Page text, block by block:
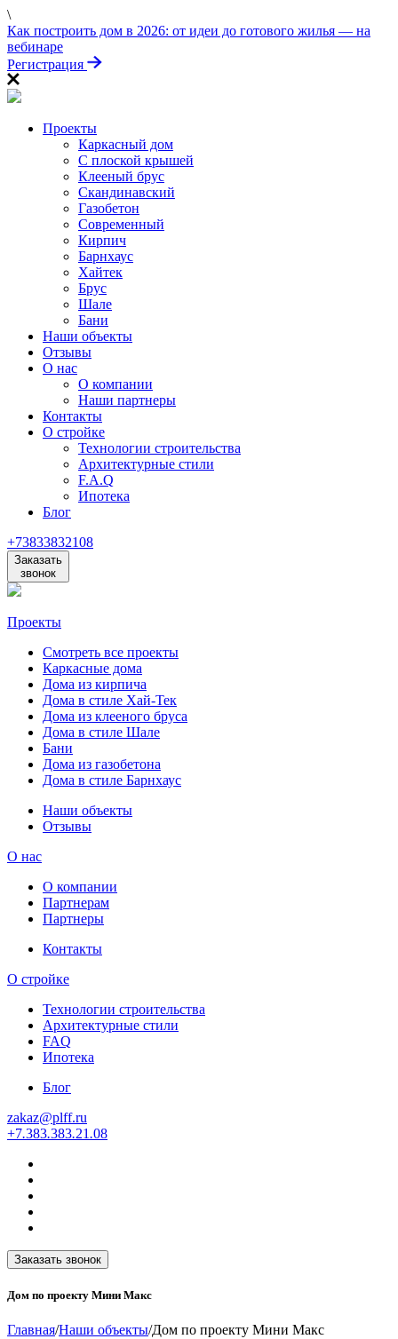
\
Как построить дом в 2026: от идеи до готового жилья — на
вебинаре
Регистрация
Проекты
Каркасный дом
С плоской крышей
Клееный брус
Скандинавский
Газобетон
Современный
Кирпич
Барнхаус
Хайтек
Брус
Шале
Бани
Наши объекты
Отзывы
О нас
О компании
Наши партнеры
Контакты
О стройке
Технологии строительства
Архитектурные стили
F.A.Q
Ипотека
Блог
+73833832108
Заказать
звонок
Проекты
Смотреть все проекты
Каркасные дома
Дома из кирпича
Дома в стиле Хай-Тек
Дома из клееного бруса
Дома в стиле Шале
Бани
Дома из газобетона
Дома в стиле Барнхаус
Наши объекты
Отзывы
О нас
О компании
Партнерам
Партнеры
Контакты
О стройке
Технологии строительства
Архитектурные стили
FAQ
Ипотека
Блог
zakaz@plff.ru
+7.383.383.21.08
Заказать звонок
Дом по проекту Мини Макс
Главная/Наши объекты/Дом по проекту Мини Макс
«Заберите выгоду!»